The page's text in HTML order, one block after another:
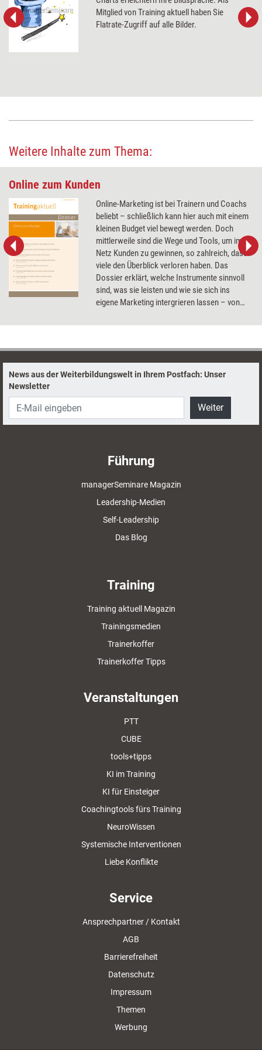
Mitglied von Training aktuell haben Sie
Flatrate-Zugriff auf alle Bilder.
Weitere Inhalte zum Thema:
Online zum Kunden
Online-Marketing ist bei Trainern und Coachs
beliebt – schließlich kann hier auch mit einem
kleinen Budget viel bewegt werden. Doch
mittlerweile sind die Wege und Tools, um im
Netz Kunden zu gewinnen, so zahlreich, dass
viele den Überblick verloren haben. Das
Dossier erklärt, welche Instrumente sinnvoll
sind, was sie leisten und wie sie sich ins
eigene Marketing intergrieren lassen – von
Webinare zur Kundenakquise bis hin zum
News aus der Weiterbildungswelt in Ihrem Postfach: Unser
Newsletter
Weiter
Führung
managerSeminare Magazin
Leadership-Medien
Self-Leadership
Das Blog
Training
Training aktuell Magazin
Trainingsmedien
Trainerkoffer
Trainerkoffer Tipps
Veranstaltungen
PTT
CUBE
tools+tipps
KI im Training
KI für Einsteiger
Coachingtools fürs Training
NeuroWissen
Systemische Interventionen
Liebe Konflikte
Service
Ansprechpartner / Kontakt
AGB
Barrierefreiheit
Datenschutz
Impressum
Themen
Werbung